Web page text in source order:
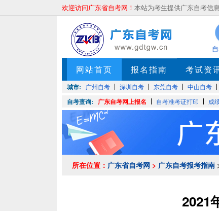
欢迎访问广东省自考网！ 本站为考生提供广东自考信
网站首页 报名指南 考试资
城市: 广州自考 深圳自考 东莞自考 中山自考
自考查询: 广东自考网上报名 自考准考证打印 成
所在位置： 广东省自考网 > 广东自考报考指南
2021